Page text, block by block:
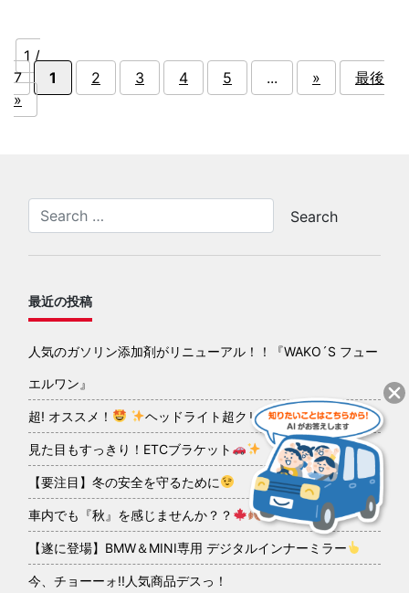
1 /
7
1 2 3 4 5 ... »
最後
»
最近の投稿
人気のガソリン添加剤がリニューアル！！『WAKO´S フュー
エルワン』
超! オススメ！ ヘッドライト超クリアコーティング
見た目もすっきり！ETCブラケット
【要注目】冬の安全を守るために
車内でも『秋』を感じませんか？？
【遂に登場】BMW＆MINI専用 デジタルインナーミラー
今、チョーーォ!!人気商品デスっ！